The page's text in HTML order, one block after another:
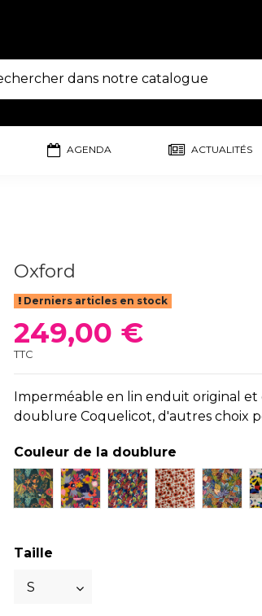
AGENDA ACTUALITÉS
Oxford
Derniers articles en stock
249,00 €
TTC
Imperméable en lin enduit original
doublure Coquelicot, d'autres choix
Couleur de la doublure
majorelleShelsy Fleuri électrique
Coquelicot
fleuri
Taille